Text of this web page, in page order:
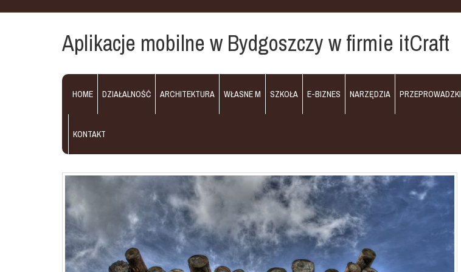
Aplikacje mobilne w Bydgoszczy w firmie itCraft
HOME DZIAŁALNOŚĆ ARCHITEKTURA WŁASNE M SZKOŁA E-BIZNES NARZĘDZIA PRZEPROWADZKI
KONTAKT